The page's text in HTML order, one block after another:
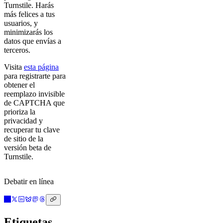
Turnstile. Harás
más felices a tus
usuarios, y
minimizarás los
datos que envías a
terceros.
Visita esta página
para registrarte para
obtener el
reemplazo invisible
de CAPTCHA que
prioriza la
privacidad y
recuperar tu clave
de sitio de la
versión beta de
Turnstile.
Debatir en línea